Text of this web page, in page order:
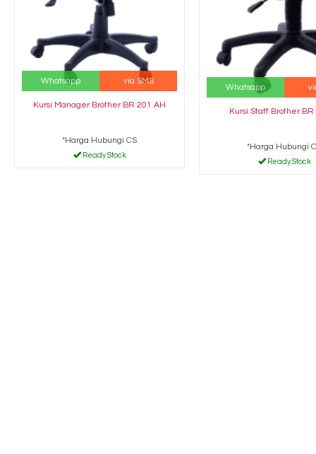
Whatsapp via SMS
Kursi Manager Brother BR 201 AH
*Harga Hubungi CS
Ready Stock
Whatsapp
Kursi Staff Brother BR
*Harga Hubungi
Ready Stock